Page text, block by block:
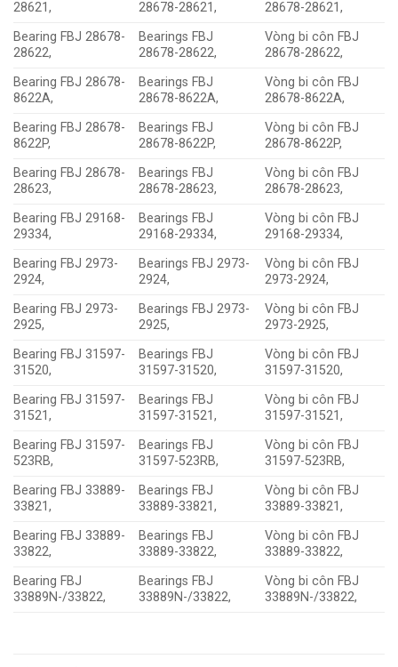
28621,
28678-28621,
28678-28621,
Bearing FBJ 28678-
28622,
Bearings FBJ
28678-28622,
Vòng bi côn FBJ
28678-28622,
Bearing FBJ 28678-
8622A,
Bearings FBJ
28678-8622A,
Vòng bi côn FBJ
28678-8622A,
Bearing FBJ 28678-
8622P,
Bearings FBJ
28678-8622P,
Vòng bi côn FBJ
28678-8622P,
Bearing FBJ 28678-
28623,
Bearings FBJ
28678-28623,
Vòng bi côn FBJ
28678-28623,
Bearing FBJ 29168-
29334,
Bearings FBJ
29168-29334,
Vòng bi côn FBJ
29168-29334,
Bearing FBJ 2973-
2924,
Bearings FBJ 2973-
2924,
Vòng bi côn FBJ
2973-2924,
Bearing FBJ 2973-
2925,
Bearings FBJ 2973-
2925,
Vòng bi côn FBJ
2973-2925,
Bearing FBJ 31597-
31520,
Bearings FBJ
31597-31520,
Vòng bi côn FBJ
31597-31520,
Bearing FBJ 31597-
31521,
Bearings FBJ
31597-31521,
Vòng bi côn FBJ
31597-31521,
Bearing FBJ 31597-
523RB,
Bearings FBJ
31597-523RB,
Vòng bi côn FBJ
31597-523RB,
Bearing FBJ 33889-
33821,
Bearings FBJ
33889-33821,
Vòng bi côn FBJ
33889-33821,
Bearing FBJ 33889-
33822,
Bearings FBJ
33889-33822,
Vòng bi côn FBJ
33889-33822,
Bearing FBJ
33889N-/33822,
Bearings FBJ
33889N-/33822,
Vòng bi côn FBJ
33889N-/33822,